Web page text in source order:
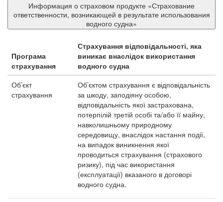
Информация о страховом продукте «Страхование
ответственности, возникающей в результате использования
водного судна»
Програма
страхування
Страхування відповідальності, яка
виникає внаслідок використання
водного судна
Об’єкт
страхування
Об’єктом страхування є відповідальність
за шкоду, заподіяну особою,
відповідальність якої застрахована,
потерпілій третій особі та/або її майну,
навколишньому природному
середовищу, внаслідок настання події,
на випадок виникнення якої
проводиться страхування (страхового
ризику), під час використання
(експлуатації) вказаного в договорі
водного судна.